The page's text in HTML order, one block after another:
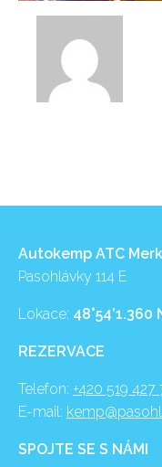
Autokemp ATC
Pasohlávky 114 E
Lokace: 48°54’1.360
REZERVACE
Telefon: +420 519 427
E-mail:
SPOJTE SE S NÁMI